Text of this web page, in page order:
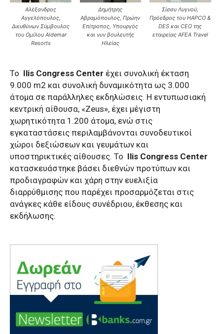
Αλέξανδρος
Αγγελόπουλος,
Διευθύνων Σύμβουλος
του Ομίλου Aldemar
Resorts
Δημήτρης
Αβραμόπουλος, Πρώην
Επίτροπος, Υπουργός
και νυν βουλευτής
Ηλείας
Σίσσυ Λυγνού,
Πρόεδρος του HAPCO &
DES και CEO της
εταιρείας AFEA Travel
Το Ilis Congress Center έχει συνολική έκταση
9.000 m2 και συνολική δυναμικότητα ως 3.000
άτομα σε παράλληλες εκδηλώσεις. Η εντυπωσιακή
κεντρική αίθουσα, «Zeus», έχει μέγιστη
χωρητικότητα 1.200 άτομα, ενώ στις
εγκαταστάσεις περιλαμβάνονται συνοδευτικοί
χώροι δεξιώσεων και γευμάτων και
υποστηρικτικές αίθουσες. Το Ilis Congress Center
κατασκευάστηκε βάσει διεθνών προτύπων και
προδιαγραφών και χάρη στην ευελιξία
διαρρύθμισης που παρέχει προσαρμόζεται στις
ανάγκες κάθε είδους συνέδριου, έκθεσης και
εκδήλωσης.